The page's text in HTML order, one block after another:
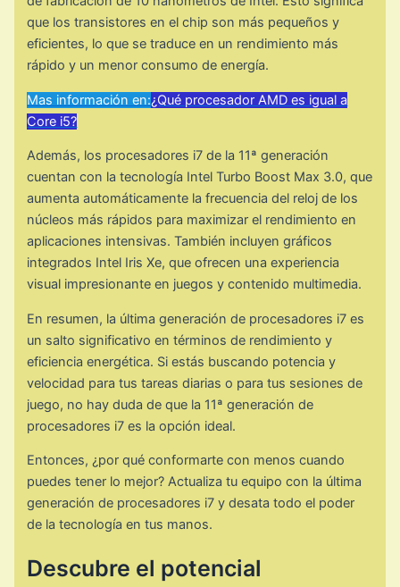
que los transistores en el chip son más pequeños y
eficientes, lo que se traduce en un rendimiento más
rápido y un menor consumo de energía.
Mas información en:¿Qué procesador AMD es igual a
Core i5?
Además, los procesadores i7 de la 11ª generación
cuentan con la tecnología Intel Turbo Boost Max 3.0, que
aumenta automáticamente la frecuencia del reloj de los
núcleos más rápidos para maximizar el rendimiento en
aplicaciones intensivas. También incluyen gráficos
integrados Intel Iris Xe, que ofrecen una experiencia
visual impresionante en juegos y contenido multimedia.
En resumen, la última generación de procesadores i7 es
un salto significativo en términos de rendimiento y
eficiencia energética. Si estás buscando potencia y
velocidad para tus tareas diarias o para tus sesiones de
juego, no hay duda de que la 11ª generación de
procesadores i7 es la opción ideal.
Entonces, ¿por qué conformarte con menos cuando
puedes tener lo mejor? Actualiza tu equipo con la última
generación de procesadores i7 y desata todo el poder
de la tecnología en tus manos.
Descubre el potencial